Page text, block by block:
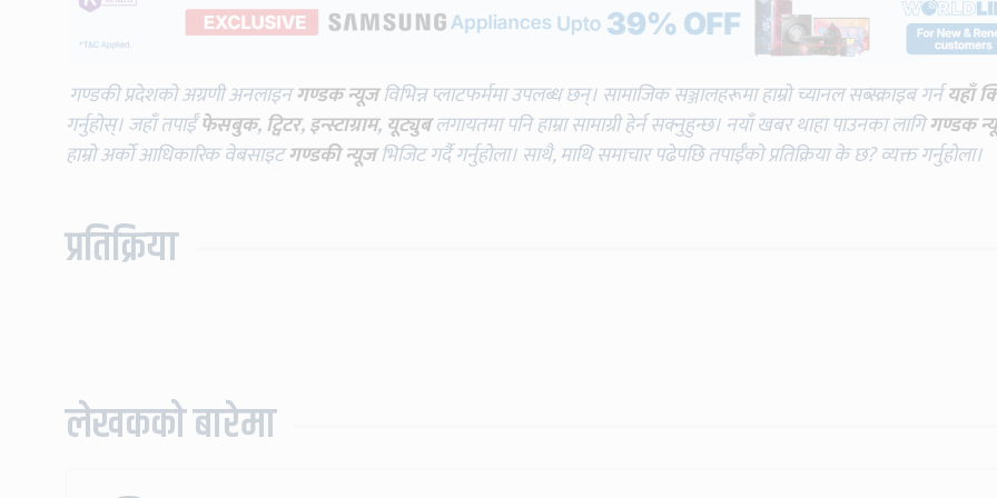
गण्डकी प्रदेशको अग्रणी अनलाइनगण्डक न्यूजविभिन्न प्लाटफर्ममा उपलब्ध छन्। सामाजिक सञ्जालहरूमा हाम्रो च्यानल सब्स्क्राइब गर्नयहाँ
गर्नुहोस्। जहाँ तपाईँफेसबुक,ट्विटर,इन्स्टाग्राम, यूट्युब लगायतमा पनि हाम्रा सामाग्री हेर्न सक्नुहुन्छ। नयाँ खबर थाहा पाउनका लागिगण्डक
हाम्रो अर्को आधिकारिक वेबसाइटगण्डकी न्यूजभिजिट गर्दै गर्नुहोला। साथै, माथि समाचार पढेपछि तपाईँको प्रतिक्रिया के छ? व्यक्त गर्नुहोला।
प्रतिक्रिया
लेखकको बारेमा